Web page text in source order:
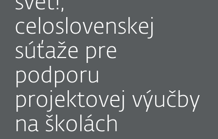
celoslovenskej
súťaže pre
podporu
projektovej výučby
na školách